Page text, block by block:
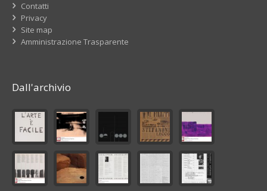
Contatti
Privacy
Site map
Amministrazione Trasparente
Dall'archivio